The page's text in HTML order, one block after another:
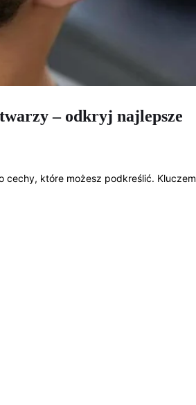
– odkryj najlepsze
cechy, które możesz podkreślić. Kluczem